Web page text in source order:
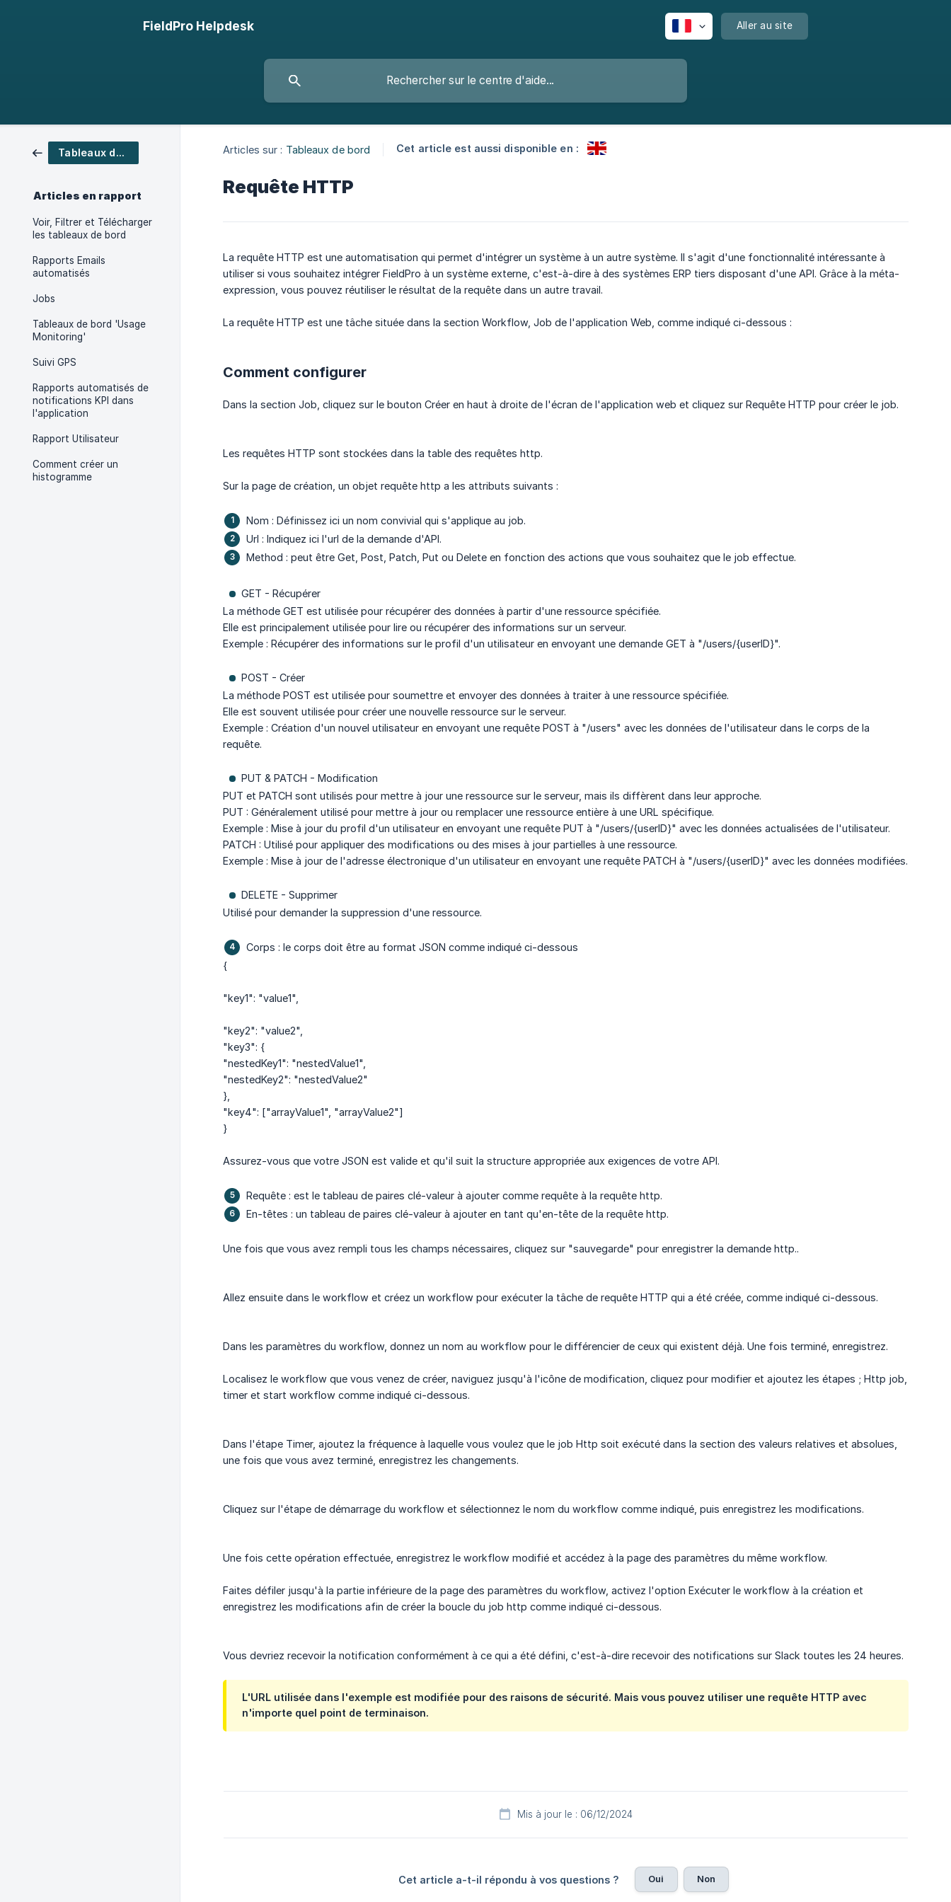
FieldPro Helpdesk Aller au site
Tableaux de bord
Articles en rapport
Voir, Filtrer et Télécharger
les tableaux de bord
Rapports Emails
automatisés
Jobs
Tableaux de bord 'Usage
Monitoring'
Suivi GPS
Rapports automatisés de
notifications KPI dans
l'application
Rapport Utilisateur
Comment créer un
histogramme
Articles sur : Tableaux de bord Cet article est aussi disponible en :
Requête HTTP
La requête HTTP est une automatisation qui permet d'intégrer un système à un autre système. Il s'agit d'une fonctionnalité intéressante à
utiliser si vous souhaitez intégrer FieldPro à un système externe, c'est-à-dire à des systèmes ERP tiers disposant d'une API. Grâce à la méta-
expression, vous pouvez réutiliser le résultat de la requête dans un autre travail.
La requête HTTP est une tâche située dans la section Workflow, Job de l'application Web, comme indiqué ci-dessous :
Comment configurer
Dans la section Job, cliquez sur le bouton Créer en haut à droite de l'écran de l'application web et cliquez sur Requête HTTP pour créer le job.
Les requêtes HTTP sont stockées dans la table des requêtes http.
Sur la page de création, un objet requête http a les attributs suivants :
Nom : Définissez ici un nom convivial qui s'applique au job.
Url : Indiquez ici l'url de la demande d'API.
Method : peut être Get, Post, Patch, Put ou Delete en fonction des actions que vous souhaitez que le job effectue.
GET - Récupérer
La méthode GET est utilisée pour récupérer des données à partir d'une ressource spécifiée.
Elle est principalement utilisée pour lire ou récupérer des informations sur un serveur.
Exemple : Récupérer des informations sur le profil d'un utilisateur en envoyant une demande GET à "/users/{userID}".
POST - Créer
La méthode POST est utilisée pour soumettre et envoyer des données à traiter à une ressource spécifiée.
Elle est souvent utilisée pour créer une nouvelle ressource sur le serveur.
Exemple : Création d'un nouvel utilisateur en envoyant une requête POST à "/users" avec les données de l'utilisateur dans le corps de la
requête.
PUT & PATCH - Modification
PUT et PATCH sont utilisés pour mettre à jour une ressource sur le serveur, mais ils diffèrent dans leur approche.
PUT : Généralement utilisé pour mettre à jour ou remplacer une ressource entière à une URL spécifique.
Exemple : Mise à jour du profil d'un utilisateur en envoyant une requête PUT à "/users/{userID}" avec les données actualisées de l'utilisateur.
PATCH : Utilisé pour appliquer des modifications ou des mises à jour partielles à une ressource.
Exemple : Mise à jour de l'adresse électronique d'un utilisateur en envoyant une requête PATCH à "/users/{userID}" avec les données modifiées.
DELETE - Supprimer
Utilisé pour demander la suppression d'une ressource.
Corps : le corps doit être au format JSON comme indiqué ci-dessous
{
"key1": "value1",
"key2": "value2",
"key3": {
"nestedKey1": "nestedValue1",
"nestedKey2": "nestedValue2"
},
"key4": ["arrayValue1", "arrayValue2"]
}
Assurez-vous que votre JSON est valide et qu'il suit la structure appropriée aux exigences de votre API.
Requête : est le tableau de paires clé-valeur à ajouter comme requête à la requête http.
En-têtes : un tableau de paires clé-valeur à ajouter en tant qu'en-tête de la requête http.
Une fois que vous avez rempli tous les champs nécessaires, cliquez sur "sauvegarde" pour enregistrer la demande http..
Allez ensuite dans le workflow et créez un workflow pour exécuter la tâche de requête HTTP qui a été créée, comme indiqué ci-dessous.
Dans les paramètres du workflow, donnez un nom au workflow pour le différencier de ceux qui existent déjà. Une fois terminé, enregistrez.
Localisez le workflow que vous venez de créer, naviguez jusqu'à l'icône de modification, cliquez pour modifier et ajoutez les étapes ; Http job,
timer et start workflow comme indiqué ci-dessous.
Dans l'étape Timer, ajoutez la fréquence à laquelle vous voulez que le job Http soit exécuté dans la section des valeurs relatives et absolues,
une fois que vous avez terminé, enregistrez les changements.
Cliquez sur l'étape de démarrage du workflow et sélectionnez le nom du workflow comme indiqué, puis enregistrez les modifications.
Une fois cette opération effectuée, enregistrez le workflow modifié et accédez à la page des paramètres du même workflow.
Faites défiler jusqu'à la partie inférieure de la page des paramètres du workflow, activez l'option Exécuter le workflow à la création et
enregistrez les modifications afin de créer la boucle du job http comme indiqué ci-dessous.
Vous devriez recevoir la notification conformément à ce qui a été défini, c'est-à-dire recevoir des notifications sur Slack toutes les 24 heures.
L'URL utilisée dans l'exemple est modifiée pour des raisons de sécurité. Mais vous pouvez utiliser une requête HTTP avec
n'importe quel point de terminaison.
Mis à jour le : 06/12/2024
Cet article a-t-il répondu à vos questions ? Oui Non